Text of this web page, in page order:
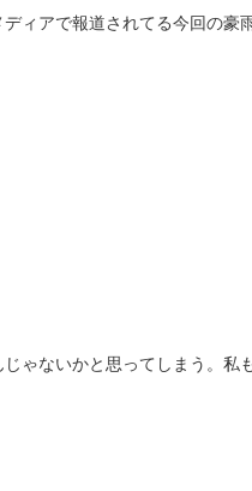
ィアで報道されてる今回の
ゃないかと思ってしまう。